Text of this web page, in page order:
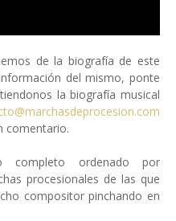
de la biografía de este
del mismo, ponte
la biografía musical
comentario.
completo ordenado por
procesionales de las que
compositor pinchando en